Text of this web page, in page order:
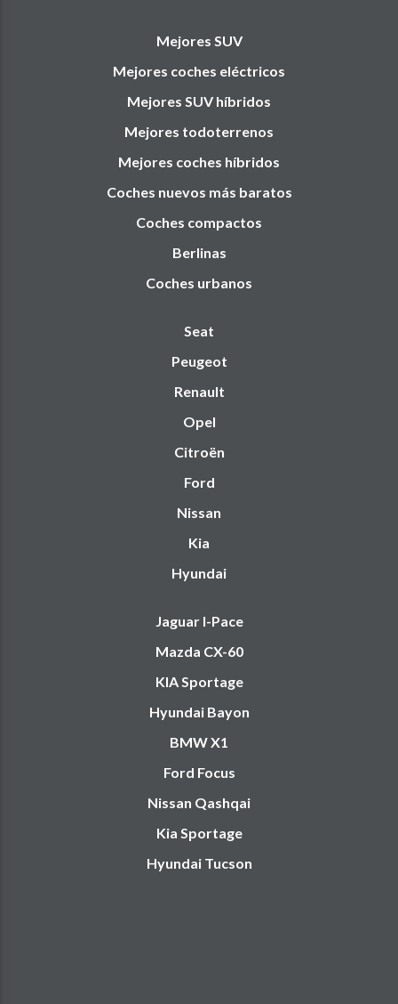
Mejores SUV
Mejores coches eléctricos
Mejores SUV híbridos
Mejores todoterrenos
Mejores coches híbridos
Coches nuevos más baratos
Coches compactos
Berlinas
Coches urbanos
Seat
Peugeot
Renault
Opel
Citroën
Ford
Nissan
Kia
Hyundai
Jaguar I-Pace
Mazda CX-60
KIA Sportage
Hyundai Bayon
BMW X1
Ford Focus
Nissan Qashqai
Kia Sportage
Hyundai Tucson